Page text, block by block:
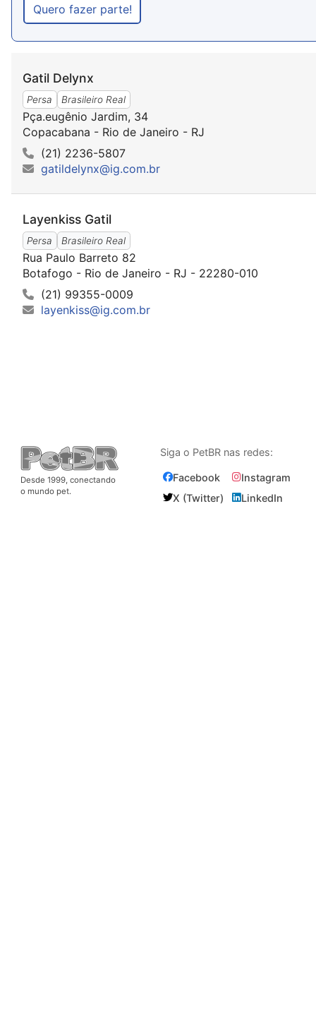
Quero fazer parte!
Gatil Delynx
Persa Brasileiro Real
Pça.eugênio Jardim, 34
Copacabana - Rio de Janeiro - RJ
(21) 2236-5807
gatildelynx@ig.com.br
Layenkiss Gatil
Persa Brasileiro Real
Rua Paulo Barreto 82
Botafogo - Rio de Janeiro - RJ - 22280-010
(21) 99355-0009
layenkiss@ig.com.br
Desde 1999, conectando
o mundo pet.
Siga o PetBR nas redes:
Facebook
Instagram
X (Twitter)
LinkedIn